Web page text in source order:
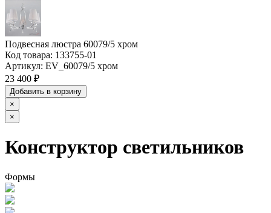
Подвесная люстра 60079/5 хром
Код товара: 133755-01
Артикул: EV_60079/5 хром
23 400 ₽
Добавить в корзину
×
×
Конструктор светильников
Формы